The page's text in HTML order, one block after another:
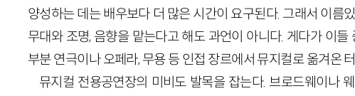
양성하는 데는 배우보다 더 많은 시간이 요구된다. 그래서 이름
무대와 조명, 음향을 맡는다고 해도 과언이 아니다. 게다가 이
부분 연극이나 오페라, 무용 등 인접 장르에서 뮤지컬로 옮겨온
뮤지컬 전용공연장의 미비도 발목을 잡는다. 브로드웨이나